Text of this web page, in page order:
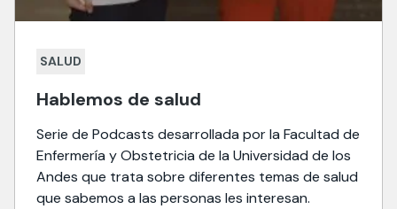
SALUD
Hablemos de salud
Serie de Podcasts desarrollada por la Facultad de
Enfermería y Obstetricia de la Universidad de los
Andes que trata sobre diferentes temas de salud
que sabemos a las personas les interesan.